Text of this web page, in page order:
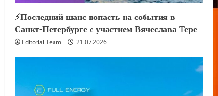
⚡️Последний шанс попасть на события в
Санкт-Петербурге с участием Вячеслава Тере
Editorial Team 21.07.2026